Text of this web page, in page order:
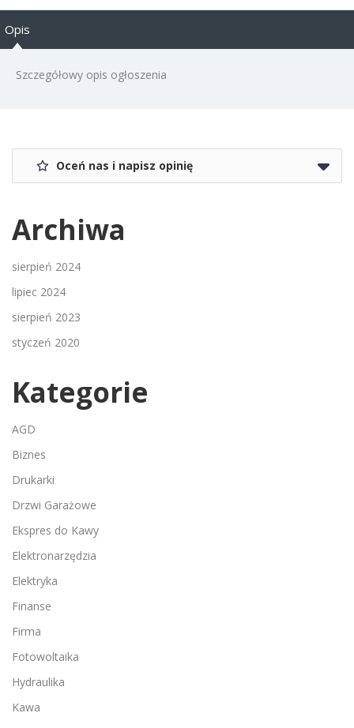
Opis
Szczegółowy opis ogłoszenia
Oceń nas i napisz opinię
Archiwa
sierpień 2024
lipiec 2024
sierpień 2023
styczeń 2020
Kategorie
AGD
Biznes
Drukarki
Drzwi Garażowe
Ekspres do Kawy
Elektronarzędzia
Elektryka
Finanse
Firma
Fotowoltaika
Hydraulika
Kawa